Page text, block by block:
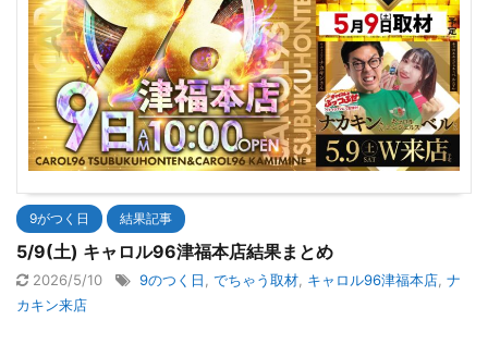
9がつく日 結果記事
5/9(土) キャロル96津福本店結果まとめ
2026/5/10 9のつく日, でちゃう取材, キャロル96津福本店, ナ
カキン来店